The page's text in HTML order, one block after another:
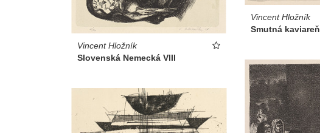
Vincent Hložník
Slovenská Nemecká VIII
Vincent Hložník
Smutná kaviareň